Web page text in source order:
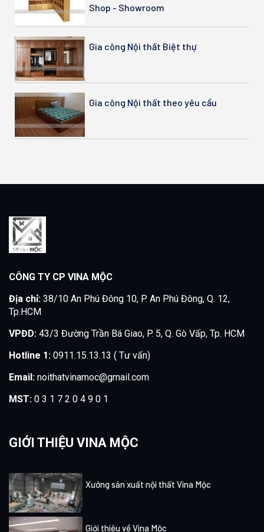
Shop - Showroom
Gia công Nội thất Biệt thự
Gia công Nội thất theo yêu cầu
CÔNG TY CP VINA MỘC
Địa chỉ: 38/10 An Phú Đông 10, P. An Phú Đông, Q. 12,
Tp.HCM
VPĐD: 43/3 Đường Trần Bá Giao, P. 5, Q. Gò Vấp, Tp. HCM
Hotline 1: 0911.15.13.13 ( Tư vấn)
Email: noithatvinamoc@gmail.com
MST: 0 3 1 7 2 0 4 9 0 1
GIỚI THIỆU VINA MỘC
Xưởng sản xuất nội thất Vina Mộc
Giới thiệu về Vina Mộc